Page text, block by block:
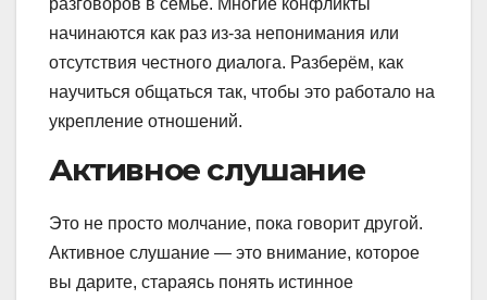
разговоров в семье. Многие конфликты
начинаются как раз из-за непонимания или
отсутствия честного диалога. Разберём, как
научиться общаться так, чтобы это работало на
укрепление отношений.
Активное слушание
Это не просто молчание, пока говорит другой.
Активное слушание — это внимание, которое
вы дарите, стараясь понять истинное